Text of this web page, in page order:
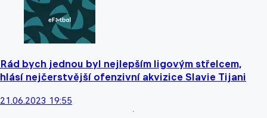
Rád bych jednou byl nejlepším ligovým střelcem,
hlásí nejčerstvější ofenzivní akvizice Slavie Tijani
21.06.2023 19:55